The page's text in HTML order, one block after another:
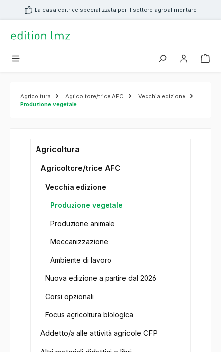
principaleLa casa editrice specializzata per il settore agroalimentare
Agricoltura Agricoltore/trice AFC
Vecchia edizione
Produzione vegetale
Agricoltura
Agricoltore/trice AFC
Vecchia edizione
Produzione vegetale
Produzione animale
Meccanizzazione
Ambiente di lavoro
Nuova edizione a partire dal 2026
Corsi opzionali
Focus agricoltura biologica
Addetto/a alle attività agricole CFP